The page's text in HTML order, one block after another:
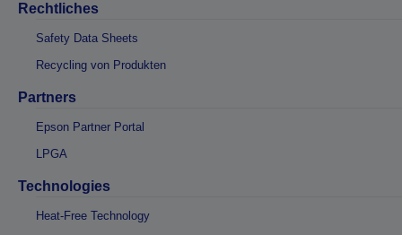
Rechtliches
Safety Data Sheets
Recycling von Produkten
Partners
Epson Partner Portal
LPGA
Technologies
Heat-Free Technology